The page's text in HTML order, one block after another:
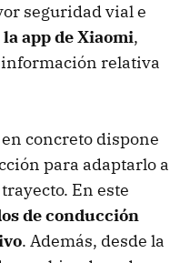
seguridad vial e
app de Xiaomi,
información relativa
concreto dispone
para adaptarlo a
En este
de conducción
. Además, desde la